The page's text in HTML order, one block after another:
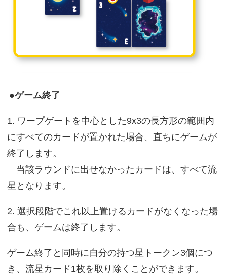
●ゲーム終了
1. ワープゲートを中心とした9x3の長方形の範囲内
にすべてのカードが置かれた場合、直ちにゲームが
終了します。
当該ラウンドに出せなかったカードは、すべて流
星となります。
2. 選択段階でこれ以上置けるカードがなくなった場
合も、ゲームは終了します。
ゲーム終了と同時に自分の持つ星トークン3個につ
き、流星カード1枚を取り除くことができます。